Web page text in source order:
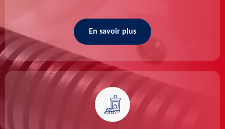
En savoir plus